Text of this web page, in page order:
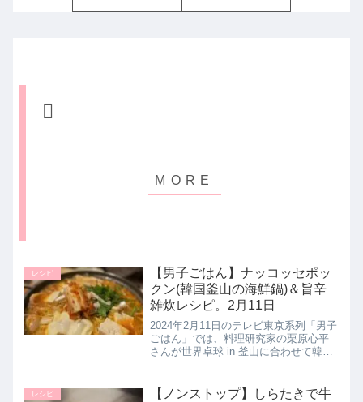
レシピ
【男子ごはん】ナッコッセポッ
クン(韓国釜山の海鮮鍋)＆旨辛
雑炊レシピ。2月11日
2024年2月11日のテレビ東京系列「男子
ごはん」では、料理研究家の栗原心平
さんが世界卓球 in 釜山に合わせて韓
炊レシピ【韓国風旨辛雑炊】を教えて
レシピ 【ノンストップ】しらたきで牛